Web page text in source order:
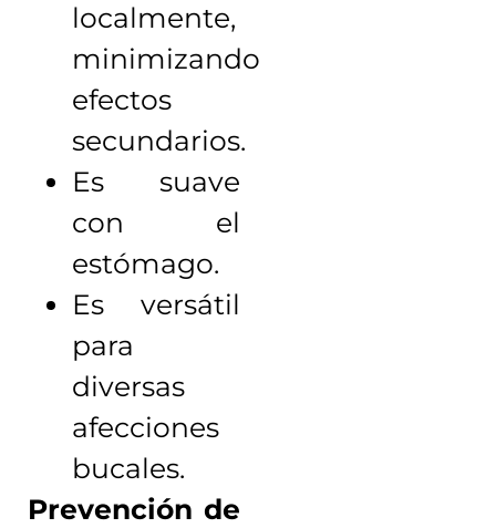
localmente,
minimizando
efectos
secundarios.
Es suave
con el
estómago.
Es versátil
para
diversas
afecciones
bucales.
Prevención de